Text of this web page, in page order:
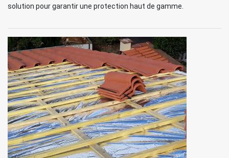
solution pour garantir une protection haut de gamme.